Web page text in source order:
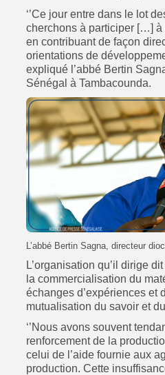
‘’Ce jour entre dans le lot
cherchons à participer […] à
en contribuant de façon
orientations de
expliqué l’abbé Bertin
Sénégal à Tambacounda.
L’abbé Bertin Sagna, directeur
L’organisation qu’il dirige
la commercialisation du
échanges d’expériences et
mutualisation du savoir et
‘’Nous avons souvent
renforcement de la
celui de l’aide fournie aux
production. Cette